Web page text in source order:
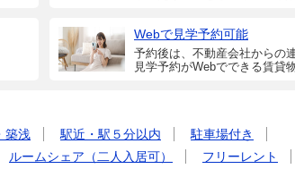
Webで見学予約可能
予約後は、不動産会社からの
見学予約がWebでできる賃貸
築浅 駅近・駅５分以内
駐車場付き
ルームシェア（二人入居可） フリーレント